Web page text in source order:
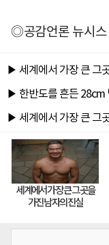
◎공감언론 뉴시스